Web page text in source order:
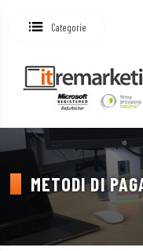
Categorie
METODI DI